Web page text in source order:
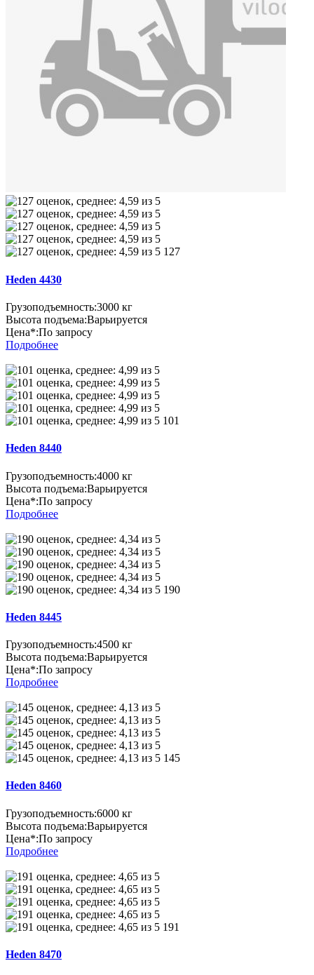
127
Heden 4430
Грузоподъемность:3000 кг
Высота подъема:Варьируется
Цена*:По запросу
Подробнее
101
Heden 8440
Грузоподъемность:4000 кг
Высота подъема:Варьируется
Цена*:По запросу
Подробнее
190
Heden 8445
Грузоподъемность:4500 кг
Высота подъема:Варьируется
Цена*:По запросу
Подробнее
145
Heden 8460
Грузоподъемность:6000 кг
Высота подъема:Варьируется
Цена*:По запросу
Подробнее
191
Heden 8470